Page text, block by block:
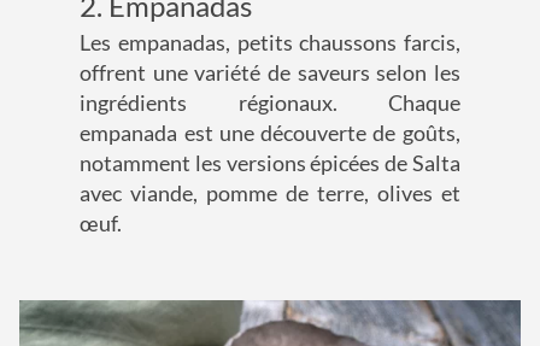
Les empanadas, petits chaussons farcis,
offrent une variété de saveurs selon les
ingrédients régionaux. Chaque
empanada est une découverte de goûts,
notamment les versions épicées de Salta
avec viande, pomme de terre, olives et
œuf.